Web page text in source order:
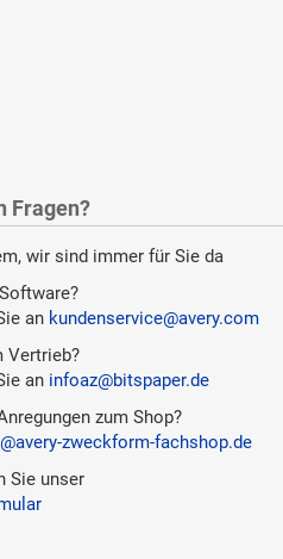
Fragen?
wir sind immer für Sie da
an kundenservice@avery.com
Vertrieb?
an infoaz@bitspaper.de
zum Shop?
zweckform-fachshop.de
Sie unser